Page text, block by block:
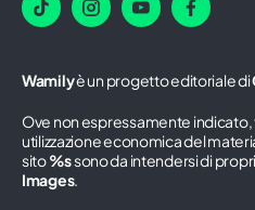
Wamilyè un progetto editoriale di
Ove non espressamente
utilizzazione economica del
sito%ssono da intendersi di
Images.